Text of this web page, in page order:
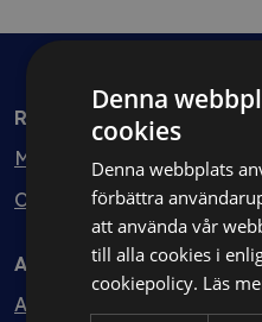
Rådgivning
Min bolagsjurist
Ombud
Avtal
Avtalshantering
Denna
cookies
Denna webbplats
förbättra
att använda vår
till alla cookies i
cookiepolicy. Läs